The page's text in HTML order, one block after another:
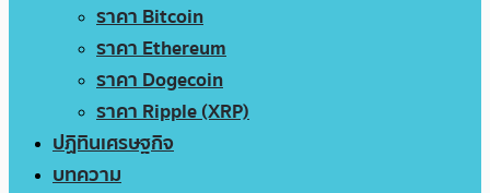
ราคา Bitcoin
ราคา Ethereum
ราคา Dogecoin
ราคา Ripple (XRP)
ปฏิทินเศรษฐกิจ
บทความ